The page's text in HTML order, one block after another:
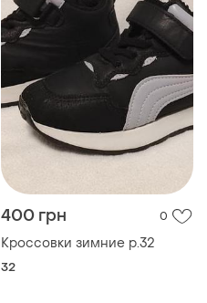
400 грн 0
Кроссовки зимние р.32
32